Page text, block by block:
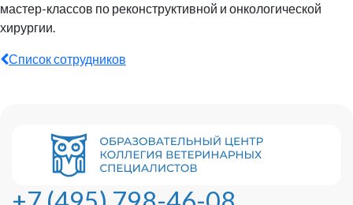
мастер-классов по реконструктивной и онкологической
хирургии.
Список сотрудников